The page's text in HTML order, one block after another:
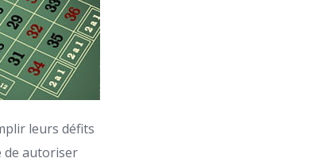
leurs défits
de autoriser